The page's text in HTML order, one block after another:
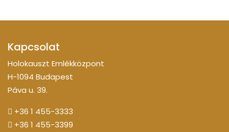
Kapcsolat
Holokauszt Emlékközpont
H-1094 Budapest
Páva u. 39.
+36 1 455-3333
+36 1 455-3399